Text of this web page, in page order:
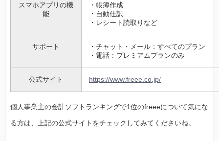
スマホアプリの機
能
・帳簿作成
・自動仕訳
・レシート読取りなど
サポート
・チャット・メール：すべてのプラン
・電話：プレミアムプランのみ
公式サイト https://www.freee.co.jp/
個人事業主の会計ソフトランキングで1位のfreeeについて気にな
る方は、上記の公式サイトをチェックしてみてくださいね。